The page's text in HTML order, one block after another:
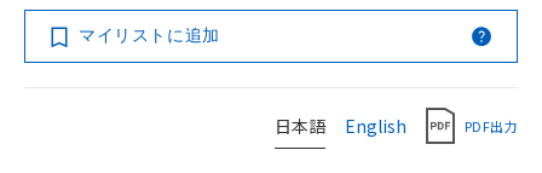
マイリストに追加
日本語 English PDF出力